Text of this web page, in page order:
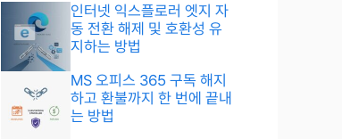
인터넷 익스플로러 엣지 자
동 전환 해제 및 호환성 유
지하는 방법
MS 오피스 365 구독 해지
하고 환불까지 한 번에 끝내
는 방법